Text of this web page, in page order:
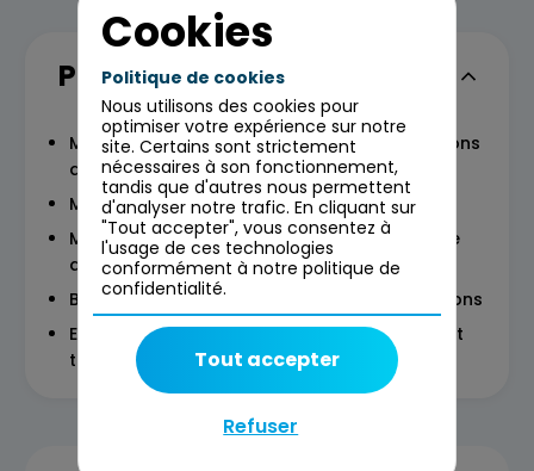
Programme
Modélisation BPMN : notions de base et notions
avancées (compensation, signaux...)
Modélisation CMMN : cas d’usage, notation
Modélisation DMN : diagrammes et tables de
décision
Bonnes pratiques pour tirer parti des notations
Exercices de complexité croissante, couvrant
toutes les composantes des normes.
Cookies
Politique de cookies
Nous utilisons des cookies pour
optimiser votre expérience sur notre
site. Certains sont strictement
nécessaires à son fonctionnement,
tandis que d'autres nous permettent
d'analyser notre trafic. En cliquant sur
"Tout accepter", vous consentez à
l'usage de ces technologies
conformément à notre politique de
confidentialité.
Refuser
Tout accepter